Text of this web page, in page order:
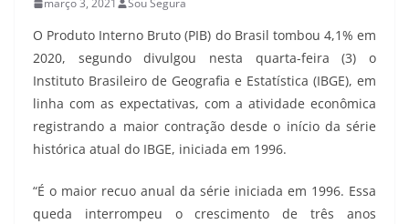
março 3, 2021 Sou Segura
O Produto Interno Bruto (PIB) do Brasil tombou 4,1% em
2020, segundo divulgou nesta quarta-feira (3) o
Instituto Brasileiro de Geografia e Estatística (IBGE), em
linha com as expectativas, com a atividade econômica
registrando a maior contração desde o início da série
histórica atual do IBGE, iniciada em 1996.
“É o maior recuo anual da série iniciada em 1996. Essa
queda interrompeu o crescimento de três anos